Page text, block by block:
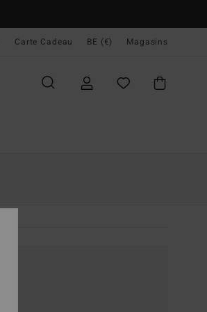
Carte Cadeau BE (€) Magasins